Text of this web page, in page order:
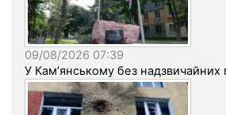
09/08/2026 07:39
У Кам’янському без надзвичайних